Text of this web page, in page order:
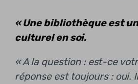
« Une bibliothèque est
culturel en soi.
« A la question : est-ce
réponse est toujours : oui.